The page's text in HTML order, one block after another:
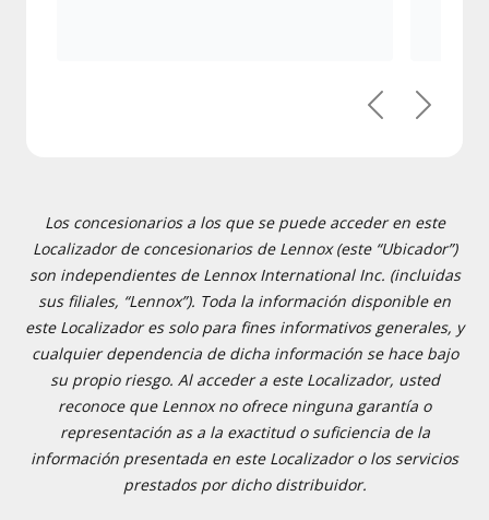
Anterior
Los concesionarios a los que se puede acceder en este
Localizador de concesionarios de Lennox (este “Ubicador”)
son independientes de Lennox International Inc. (incluidas
sus filiales, “Lennox”). Toda la información disponible en
este Localizador es solo para fines informativos generales, y
cualquier dependencia de dicha información se hace bajo
su propio riesgo. Al acceder a este Localizador, usted
reconoce que Lennox no ofrece ninguna garantía o
representación as a la exactitud o suficiencia de la
información presentada en este Localizador o los servicios
prestados por dicho distribuidor.